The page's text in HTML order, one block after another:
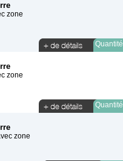
zone
Quantité
zone
Quantité
zone